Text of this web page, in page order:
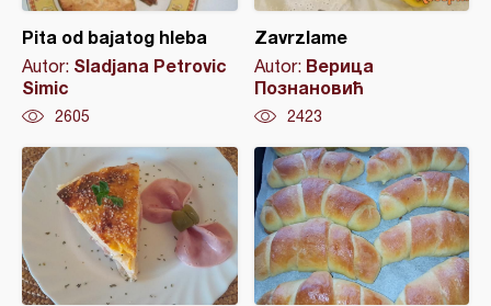
Pita od bajatog hleba
Autor: Sladjana Petrovic
Simic
2605
Zavrzlame
Autor: Верица
Познановић
2423